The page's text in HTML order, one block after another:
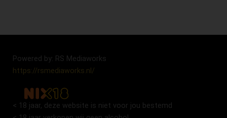
Powered by: RS Mediaworks
https://rsmediaworks.nl/
< 18 jaar, deze website is niet voor jou bestemd